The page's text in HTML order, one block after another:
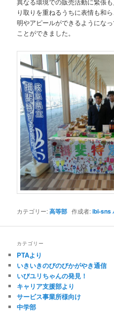
動
り取りを重ねるうちに表情も和
明やアピールができるようにな
ことができました。
カテゴリー:高等部 作成者:ibi-sns
カテゴリー
PTAより
いきいきのびのびかがやき通信
いびユリちゃんの発見！
キャリア支援部より
サービス事業所様向け
中学部